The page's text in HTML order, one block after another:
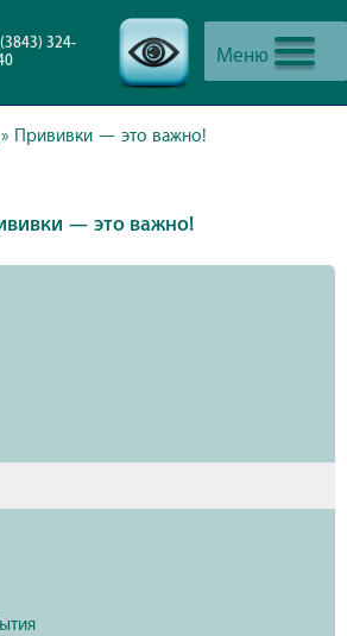
Меню
324-
» Прививки — это важно!
— это важно!